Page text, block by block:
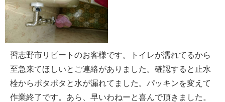
習志野市リピートのお客様です。トイレが濡れてるから
至急来てほしいとご連絡がありました。確認すると止水
栓からポタポタと水が漏れてました。パッキンを変えて
作業終了です。あら、早いわねーと喜んで頂きました。